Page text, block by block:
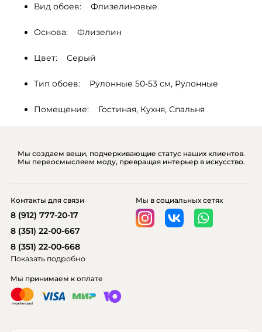
Вид обоев:    Флизелиновые
Основа:    Флизелин
Цвет:    Серый
Тип обоев:    Рулонные 50-53 см, Рулонные
Помещение:    Гостиная, Кухня, Спальня
Мы создаем вещи, подчеркивающие статус наших клиентов.
Мы переосмысляем моду, превращая интерьер в искусство.
Мы принимаем к оплате
Мы в социальных сетях
Контакты для связи
8 (912) 777-20-17
8 (351) 22-00-667
8 (351) 22-00-668
Показать подробно